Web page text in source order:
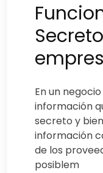
En un
información
secreto y
información
de los
posiblem